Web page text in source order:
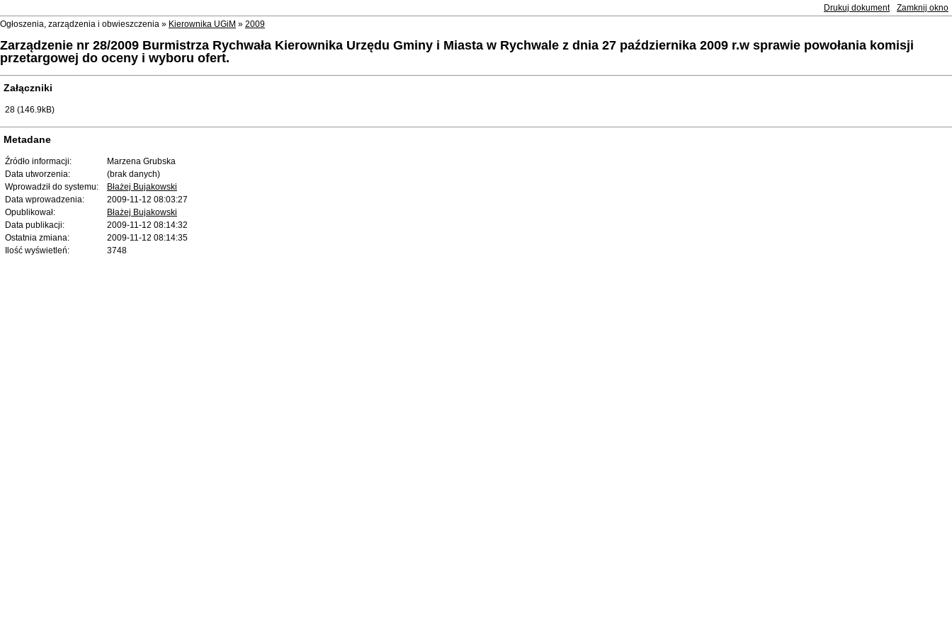
Zamknij okno
Drukuj dokument
Ogłoszenia, zarządzenia i obwieszczenia » Kierownika UGiM » 2009
Zarządzenie nr 28/2009 Burmistrza Rychwała Kierownika Urzędu Gminy i Miasta w Rychwale z dnia 27 października 2009 r.w sprawie powołania komisji
przetargowej do oceny i wyboru ofert.
Załączniki
28 (146.9kB)
Metadane
Źródło informacji:
Marzena Grubska
Data utworzenia:
(brak danych)
Wprowadził do systemu:
Błażej Bujakowski
Data wprowadzenia:
2009-11-12 08:03:27
Opublikował:
Błażej Bujakowski
Data publikacji:
2009-11-12 08:14:32
Ostatnia zmiana:
2009-11-12 08:14:35
Ilość wyświetleń:
3748